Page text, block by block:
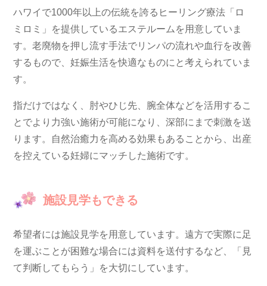
ハワイで1000年以上の伝統を誇るヒーリング療法「ロ
ミロミ」を提供しているエステルームを用意していま
す。老廃物を押し流す手法でリンパの流れや血行を改善
するもので、妊娠生活を快適なものにと考えられていま
す。
指だけではなく、肘やひじ先、腕全体などを活用するこ
とでより力強い施術が可能になり、深部にまで刺激を送
ります。自然治癒力を高める効果もあることから、出産
を控えている妊婦にマッチした施術です。
施設見学もできる
希望者には施設見学を用意しています。遠方で実際に足
を運ぶことが困難な場合には資料を送付するなど、「見
て判断してもらう」を大切にしています。